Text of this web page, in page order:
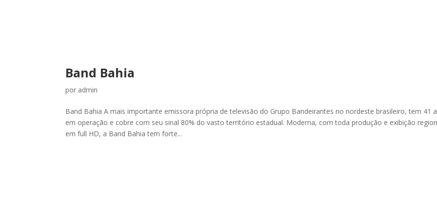
Band Bahia
por admin
Band Bahia A mais importante emissora própria de televisão do Grupo Bandeirantes no nordeste brasileiro, tem 41
em operação e cobre com seu sinal 80% do vasto território estadual. Moderna, com toda produção e exibição
em full HD, a Band Bahia tem forte...